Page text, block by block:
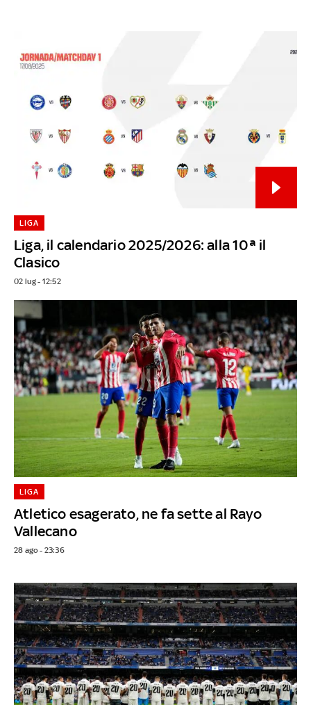
Liga, il calendario 2025/2026: alla 10ª il
Clasico
LIGA
02 lug - 12:52
Atletico esagerato, ne fa sette al Rayo
Vallecano
LIGA
28 ago - 23:36